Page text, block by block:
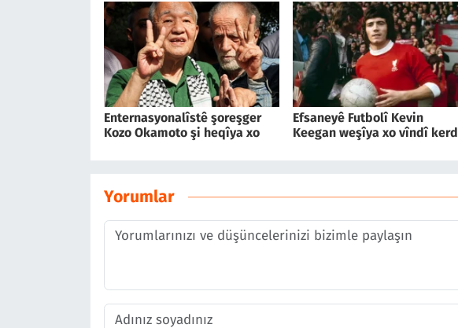
Enternasyonalîstê şoreşger
Kozo Okamoto şi heqîya xo
Efsaneyê Futbolî Kevin
Keegan weşîya xo vîndî kerd
Yorumlar